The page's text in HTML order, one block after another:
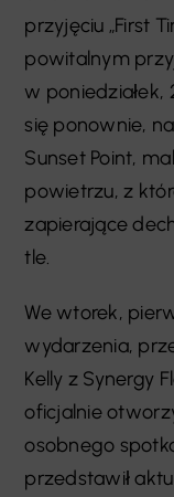
przyjęciu „First
powitalnym
w poniedziałek,
się ponownie,
Sunset Point,
powietrzu, z
zapierające
tle.
We wtorek,
wydarzenia,
Kelly z Synergy
oficjalnie
osobnego
przedstawił